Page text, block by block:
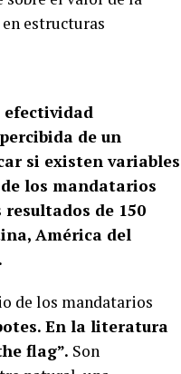
estructuras
efectividad
de un
si existen variables
los mandatarios
de 150
América del
de los mandatarios
En la literatura
flag”. Son